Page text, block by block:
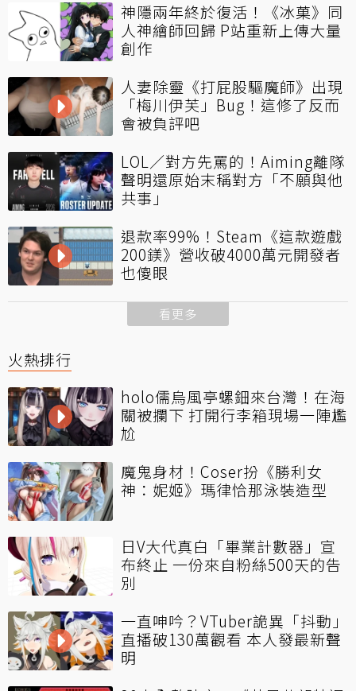
神隱兩年終於復活！《冰菓》同
人神繪師回歸 P站重新上傳大量
創作
人妻除靈《打屁股驅魔師》出現
「梅川伊芙」Bug！這修了反而
會被負評吧
LOL／對方先罵的！Aiming離隊
聲明還原始末稱對方「不願與他
共事」
退款率99%！Steam《這款遊戲
200鎂》營收破4000萬元開發者
也傻眼
看更多
火熱排行
holo儒烏風亭螺鈿來台灣！在海
關被攔下 打開行李箱現場一陣尷
尬
魔鬼身材！Coser扮《勝利女
神：妮姬》瑪律恰那泳裝造型
日V大代真白「畢業計數器」宣
布終止 一份來自粉絲500天的告
別
一直呻吟？VTuber詭異「抖動」
直播破130萬觀看 本人發最新聲
明